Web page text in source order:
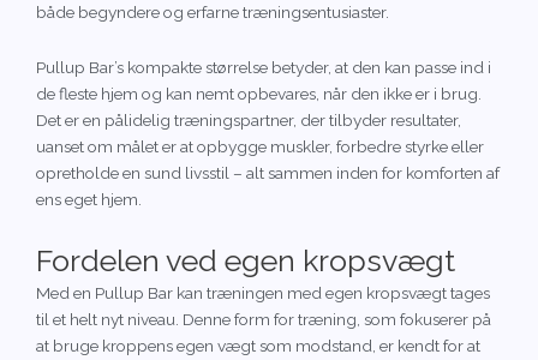
både begyndere og erfarne træningsentusiaster.
Pullup Bar’s kompakte størrelse betyder, at den kan passe ind i
de fleste hjem og kan nemt opbevares, når den ikke er i brug.
Det er en pålidelig træningspartner, der tilbyder resultater,
uanset om målet er at opbygge muskler, forbedre styrke eller
opretholde en sund livsstil – alt sammen inden for komforten af
ens eget hjem.
Fordelen ved egen kropsvægt
Med en Pullup Bar kan træningen med egen kropsvægt tages
til et helt nyt niveau. Denne form for træning, som fokuserer på
at bruge kroppens egen vægt som modstand, er kendt for at